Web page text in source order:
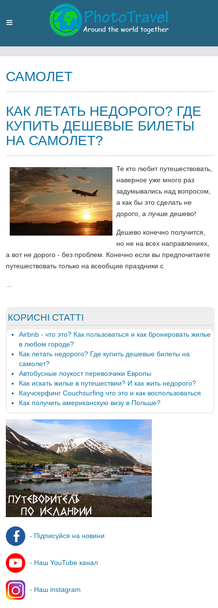
САМОЛЕТ
КАК ЛЕТАТЬ НЕДОРОГО? ГДЕ
КУПИТЬ ДЕШЕВЫЕ БИЛЕТЫ
НА САМОЛЕТ?
Те кто любит путешествовать,
наверное уже много раз
задумывались над вопросом,
а как бы это сделать не
дорого, а лучше дешево!
Дешево конечно получится,
но не на всех направлениях,
а вот не дорого - без проблем. Конечно если вы предпочитаете
путешествовать только на всеобщие праздники с
КОРИСНІ СТАТТІ
Airbnb - что это? Как пользоваться и как бронировать жилье
в любом городе?
Как летать недорого? Где купить дешевые билеты на
самолет?
Автобусные лоукост перевозчики Европы
Как искать жилье в путешествии? И как жить недорого?
Каучсерфинг Couchsurfing что это и как воспользоваться
Как получить американскую визу в Польше?
- Підписуйся на новини
- Наш YouTube канал
- Наш instagram